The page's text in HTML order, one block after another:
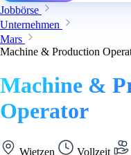
Jobbörse
Unternehmen
Mars
Machine & Production
Machine &
Operator
Wietzen Vollzeit